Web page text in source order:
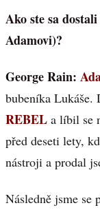
Ako ste sa
Adamovi)?
George Rain:
bubeníka Lukáše.
REBEL a líbil se
před deseti lety,
nástroji a prodal
Následně jsme